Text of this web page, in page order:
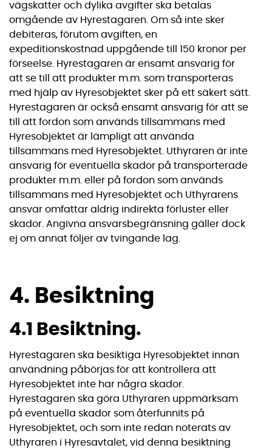
vägskatter och dylika avgifter ska betalas
omgående av Hyrestagaren. Om så inte sker
debiteras, förutom avgiften, en
expeditionskostnad uppgående till 150 kronor per
förseelse. Hyrestagaren är ensamt ansvarig för
att se till att produkter m.m. som transporteras
med hjälp av Hyresobjektet sker på ett säkert sätt.
Hyrestagaren är också ensamt ansvarig för att se
till att fordon som används tillsammans med
Hyresobjektet är lämpligt att använda
tillsammans med Hyresobjektet. Uthyraren är inte
ansvarig för eventuella skador på transporterade
produkter m.m. eller på fordon som används
tillsammans med Hyresobjektet och Uthyrarens
ansvar omfattar aldrig indirekta förluster eller
skador. Angivna ansvarsbegränsning gäller dock
ej om annat följer av tvingande lag.
4. Besiktning
4.1 Besiktning.
Hyrestagaren ska besiktiga Hyresobjektet innan
användning påbörjas för att kontrollera att
Hyresobjektet inte har några skador.
Hyrestagaren ska göra Uthyraren uppmärksam
på eventuella skador som återfunnits på
Hyresobjektet, och som inte redan noterats av
Uthyraren i Hyresavtalet, vid denna besiktning